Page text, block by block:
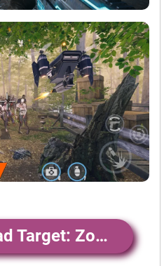
Descargar Dead Target: Zombie Games 3D